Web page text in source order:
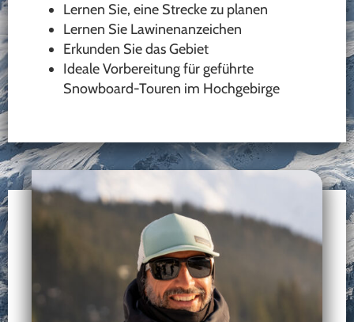
Lernen Sie, eine Strecke zu planen
Lernen Sie Lawinenanzeichen
Erkunden Sie das Gebiet
Ideale Vorbereitung für geführte
Snowboard-Touren im Hochgebirge